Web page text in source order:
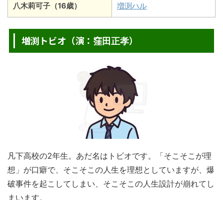
八木莉可子（16歳） 増渕ハル
増渕トビオ（演：窪田正孝）
凡下高校の2年生。あだ名はトビオです。「そこそこが理
想」が口癖で、そこそこの人生を理想としていますが、爆
破事件を起こしてしまい、そこそこの人生設計が崩れてし
まいます。